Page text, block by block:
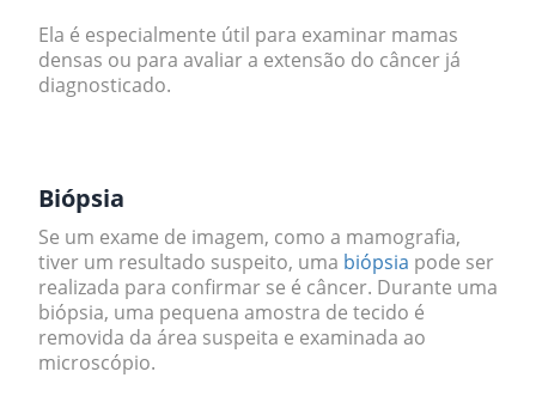
Ela é especialmente útil para examinar mamas
densas ou para avaliar a extensão do câncer já
diagnosticado.
Biópsia
Se um exame de imagem, como a mamografia,
tiver um resultado suspeito, uma biópsia pode ser
realizada para confirmar se é câncer. Durante uma
biópsia, uma pequena amostra de tecido é
removida da área suspeita e examinada ao
microscópio.